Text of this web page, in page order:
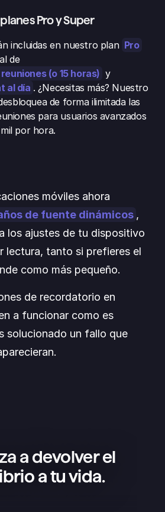
Pro y Super
incluidas en nuestro plan Pro
de
(o 15 horas) y
al día . ¿Necesitas más? Nuestro
de forma ilimitada las
para usuarios avanzados
por hora.
móviles ahora
de fuente dinámicos ,
los ajustes de tu dispositivo
lectura, tanto si prefieres el
como más pequeño.
de recordatorio en
a funcionar como es
solucionado un fallo que
a devolver el
a tu vida.